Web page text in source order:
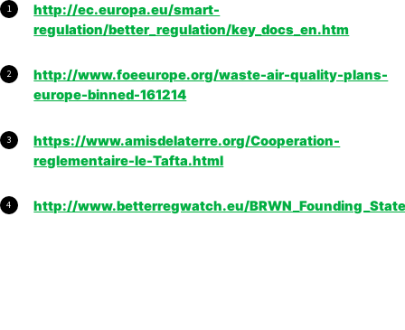
1
http://ec.europa.eu/smart-
regulation/better_regulation/key_docs_en.htm
2
http://www.foeeurope.org/waste-air-quality-plans-
europe-binned-161214
3
https://www.amisdelaterre.org/Cooperation-
reglementaire-le-Tafta.html
4 http://www.betterregwatch.eu/